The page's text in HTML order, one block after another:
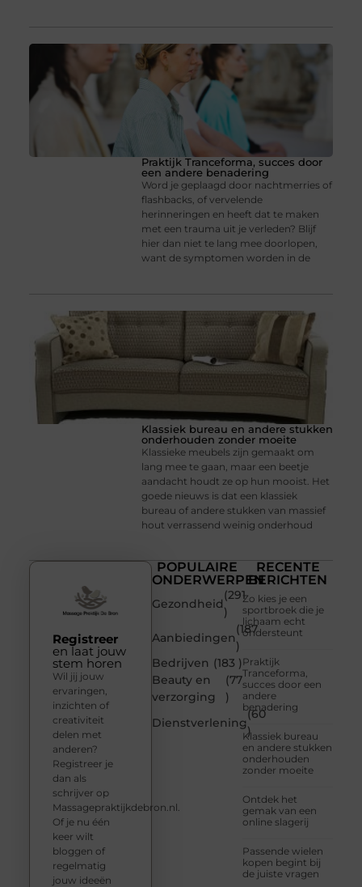
Praktijk Tranceforma, succes door
een andere benadering
Word je geplaagd door nachtmerries of
flashbacks, of vervelende
herinneringen en heeft dat te maken
met een trauma uit je verleden? Blijf
hier dan niet te lang mee doorlopen,
want de symptomen worden in de
Klassiek bureau en andere stukken
onderhouden zonder moeite
Klassieke meubels zijn gemaakt om
lang mee te gaan, maar een beetje
aandacht houdt ze op hun mooist. Het
goede nieuws is dat een klassiek
bureau of andere stukken van massief
hout verrassend weinig onderhoud
POPULAIRE
ONDERWERPEN
Gezondheid
(291
)
Aanbiedingen
(187
)
Bedrijven (183 )
Beauty en
verzorging
(77
)
Dienstverlening
(60
)
RECENTE
BERICHTEN
Zo kies je een
sportbroek die je
lichaam echt
ondersteunt
Praktijk
Tranceforma,
succes door een
andere
benadering
Klassiek bureau
en andere stukken
onderhouden
zonder moeite
Ontdek het
gemak van een
online slagerij
Passende wielen
kopen begint bij
de juiste vragen
Registreer
en laat jouw
stem horen
Wil jij jouw
ervaringen,
inzichten of
creativiteit
delen met
anderen?
Registreer je
dan als
schrijver op
Massagepraktijkdebron.nl.
Of je nu één
keer wilt
bloggen of
regelmatig
jouw ideeën